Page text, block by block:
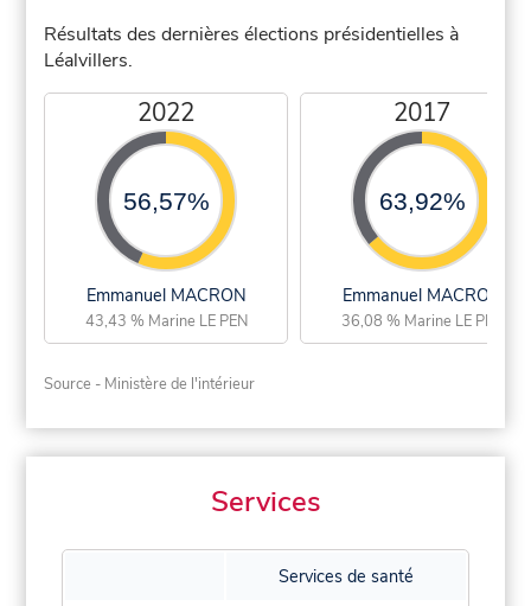
Résultats des dernières élections présidentielles à
Léalvillers.
2022
56,57%
Emmanuel MACRON
43,43 % Marine LE PEN
2017
63,92%
Emmanuel MACRON
36,08 % Marine LE PEN
Source - Ministère de l'intérieur
Services
Services de santé